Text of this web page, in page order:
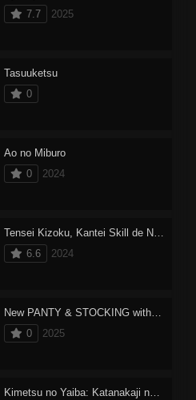
7.7
2025
Tasuuketsu
0
Ao no Miburo
0
2024
Tensei Kizoku, Kantei Skill de Nariagaru 2
6.6
2024
New PANTY & STOCKING with GARTERBELT Dublado
0
2025
Kimetsu no Yaiba: Katanakaji no Sato-hen